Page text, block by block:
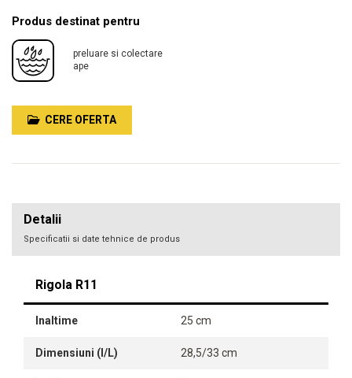
Produs destinat pentru
preluare si colectare
ape
CERE OFERTA
Detalii
Specificatii si date tehnice de produs
Rigola R11
Inaltime 25 cm
Dimensiuni (l/L) 28,5/33 cm